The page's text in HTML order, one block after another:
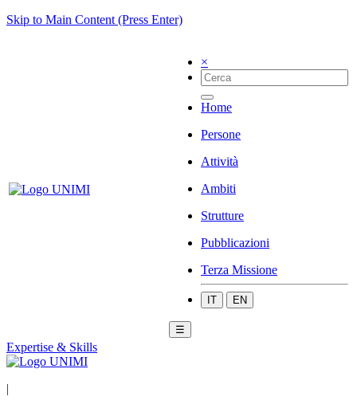
Skip to Main Content (Press Enter)
×
Home
Persone
Attività
Ambiti
Strutture
Pubblicazioni
Terza Missione
IT EN
☰
Expertise & Skills
|